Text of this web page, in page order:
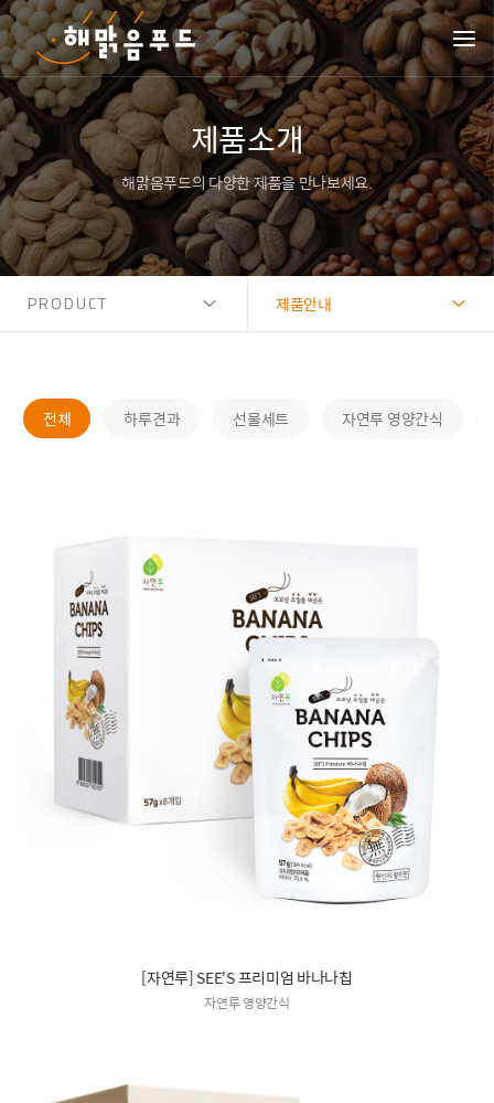
제품소개
해맑음푸드의 다양한 제품을 만나보세요.
PRODUCT 제품안내
전체 하루견과 선물세트 자연루 영양간식
[자연루] SEE'S 프리미엄 바나나칩
자연루 영양간식